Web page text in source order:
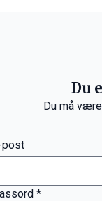
Du
Du må
post
*